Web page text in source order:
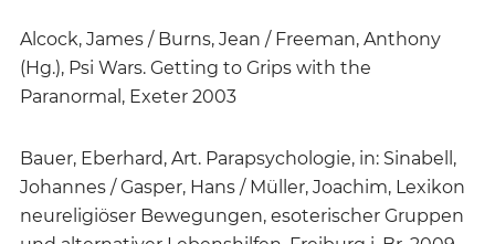
Alcock, James / Burns, Jean / Freeman, Anthony
(Hg.), Psi Wars. Getting to Grips with the
Paranormal, Exeter 2003
Bauer, Eberhard, Art. Parapsychologie, in: Sinabell,
Johannes / Gasper, Hans / Müller, Joachim, Lexikon
neureligiöser Bewegungen, esoterischer Gruppen